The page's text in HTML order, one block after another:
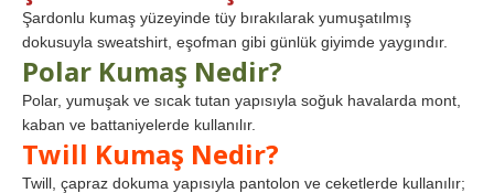
Şardonlu kumaş yüzeyinde tüy bırakılarak yumuşatılmış
dokusuyla sweatshirt, eşofman gibi günlük giyimde yaygındır.
Polar Kumaş Nedir?
Polar, yumuşak ve sıcak tutan yapısıyla soğuk havalarda mont,
kaban ve battaniyelerde kullanılır.
Twill Kumaş Nedir?
Twill, çapraz dokuma yapısıyla pantolon ve ceketlerde kullanılır;